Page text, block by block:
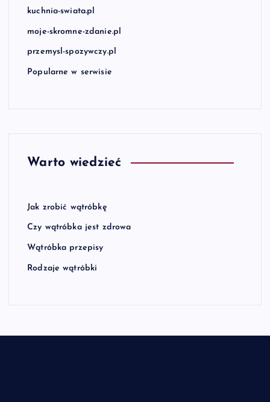
kuchnia-swiata.pl
moje-skromne-zdanie.pl
przemysl-spozywczy.pl
Popularne w serwisie
Warto wiedzieć
Jak zrobić wątróbkę
Czy wątróbka jest zdrowa
Wątróbka przepisy
Rodzaje wątróbki